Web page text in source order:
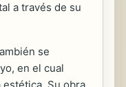
a través de su
se
en el cual